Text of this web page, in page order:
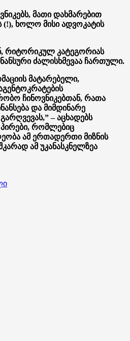
მათი დახმარებით
(!), ხოლო მისი ადვოკატის
რიტორიკულ კატეგორიას
ძალისხმევაა ჩართული.
მატარებელი,
ჩინოვნიკებთან, რათა
და მიმდინარე
– აცხადებს
რომლებიც
ამ ერთადერთი მიზნის
ამ უკანასკნელზეა